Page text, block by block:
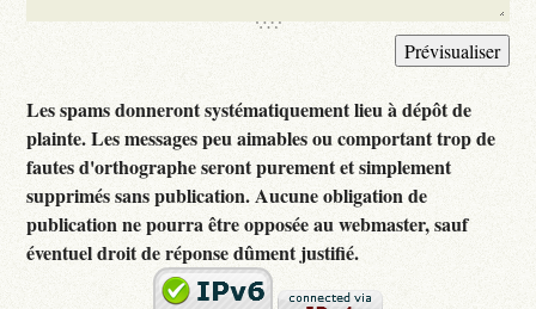
Les spams donneront systématiquement lieu à dépôt de
plainte. Les messages peu aimables ou comportant trop de
fautes d'orthographe seront purement et simplement
supprimés sans publication. Aucune obligation de
publication ne pourra être opposée au webmaster, sauf
éventuel droit de réponse dûment justifié.